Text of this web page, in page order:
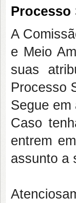
Processo
A
e Meio
suas
Processo
Segue
Caso
entrem
assunto a